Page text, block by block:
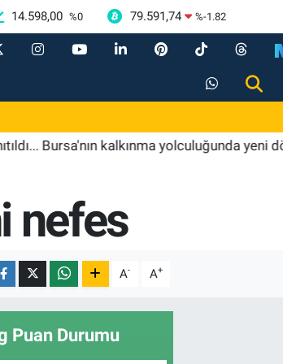
14.598,00 %0 79.591,74 %-1.82
kalkınma yolculuğunda yeni dönem
nefes
A- A+
Puan Durumu